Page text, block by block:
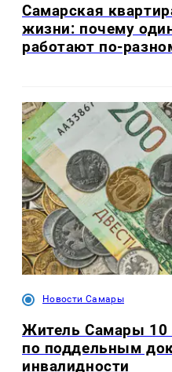
Самарская
жизни: почему
работают по-
Новости Самары
Житель Самары 10
по поддельным
инвалидности